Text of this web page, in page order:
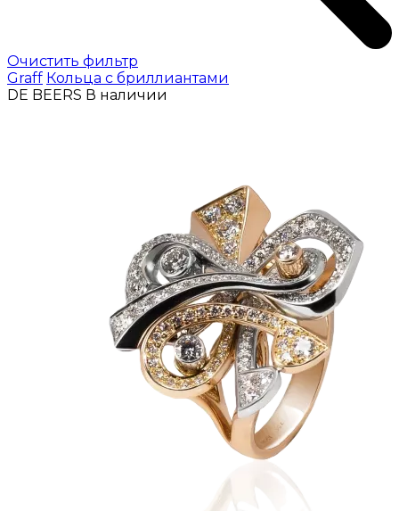
Очистить фильтр
Graff Кольца с бриллиантами
DE BEERS В наличии